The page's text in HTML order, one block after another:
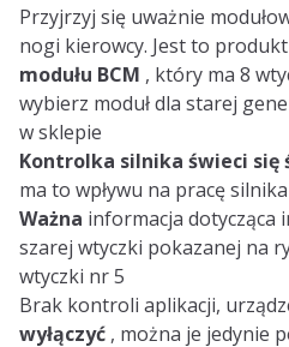
Description
Przyjrzyj się uważnie
nogi kierowcy. Jest to
modułu BCM , który ma 8
wybierz moduł dla starej
w sklepie
Kontrolka silnika świeci się
ma to wpływu na pracę silnika
Ważna informacja dotycząca
szarej wtyczki pokazanej na
wtyczki nr 5
Brak kontroli aplikacji,
wyłączyć , można je jedynie